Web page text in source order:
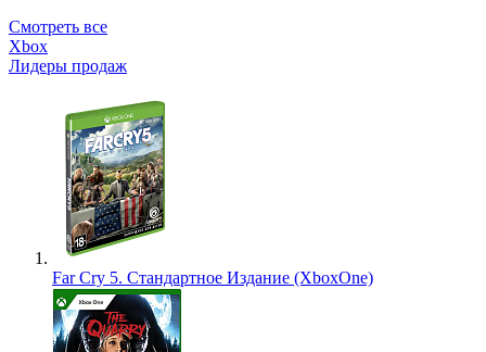
Смотреть все
Xbox
Лидеры продаж
Far Cry 5. Стандартное Издание (XboxOne)